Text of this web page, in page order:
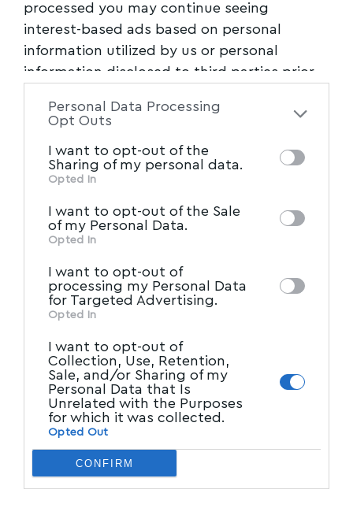
processed you may continue seeing
interest-based ads based on personal
information utilized by us or personal
information disclosed to third parties prior
of the further disclosure of your personal
of downstream participants. This
information may also be disclosed by us to
Participantsthat may further disclose it to
other third parties.
Personal Data Processing
Opt Outs
I want to opt-out of the
Sharing of my personal data.
Opted In
I want to opt-out of the Sale
of my Personal Data.
Opted In
I want to opt-out of
processing my Personal Data
for Targeted Advertising.
Opted In
I want to opt-out of
Collection, Use, Retention,
Sale, and/or Sharing of my
Personal Data that Is
Unrelated with the Purposes
for which it was collected.
Opted Out
CONFIRM
Πέμπτη 14 Ιουλίου 2022,ώρα 9.30-12.30
Τα παιδιά παίζουν με λέξεις, πειραματίζονται
με την ομοιοκαταληξία, γράφουν τα δικά τους
ποιήματα και δημιουργούν όλοι μαζί ποιητική
7. Θαλασσινές διαδρομές
Τετάρτη 20 Ιουλίου 2022,ώρα 9.30-12.30
σε μακρινές θάλασσες, αφηγούνται τις
θαλασσινές τους διαδρομές .
8.Φτερωτές διαδρομές
Πέμπτη 21 Ιουλίου 2022,ώρα 9.30-12.30
Τα παιδιά ακολουθούν τις μεταναστευτικές
διαδρομές των αποδημητικών πουλιών,
μαθαίνουν για τα διάφορα είδη και